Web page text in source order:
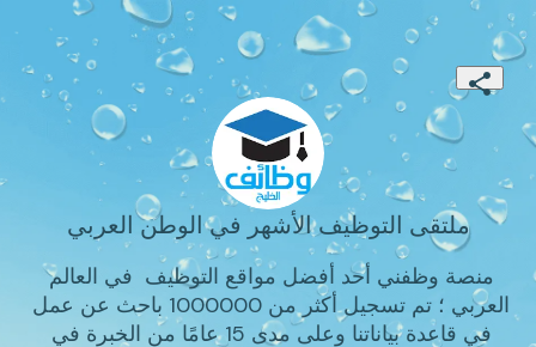
ملتقى التوظيف الأشهر في الوطن العربي
منصة وظفني أحد أفضل مواقع التوظيف  في العالم